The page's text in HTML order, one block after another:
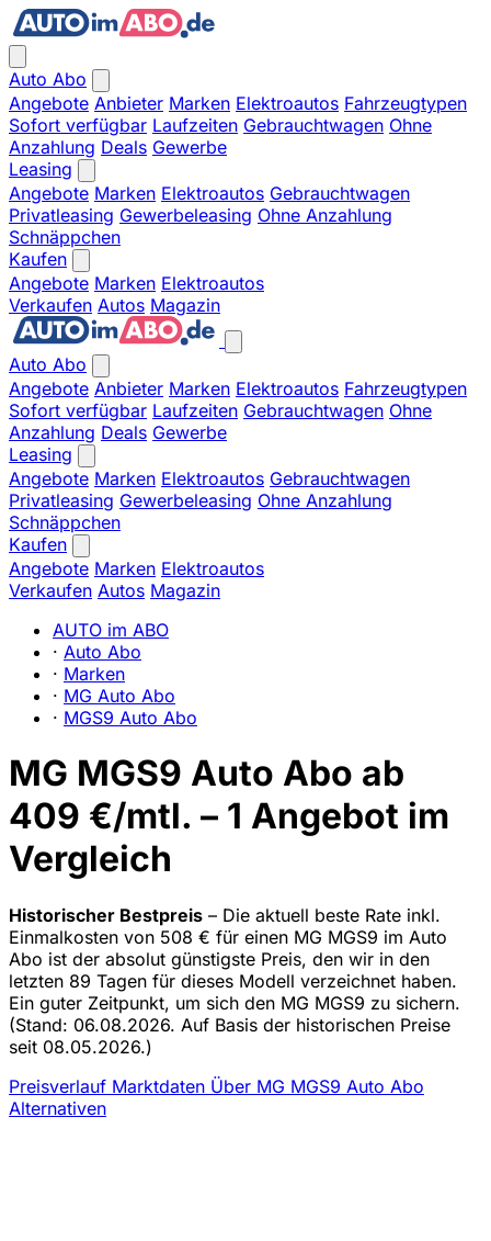
Auto Abo
Angebote Anbieter Marken Elektroautos Fahrzeugtypen
Sofort verfügbar Laufzeiten Gebrauchtwagen Ohne
Anzahlung Deals Gewerbe
Leasing
Angebote Marken Elektroautos Gebrauchtwagen
Privatleasing Gewerbeleasing Ohne Anzahlung
Schnäppchen
Kaufen
Angebote Marken Elektroautos
Verkaufen Autos Magazin
Auto Abo
Angebote Anbieter Marken Elektroautos Fahrzeugtypen
Sofort verfügbar Laufzeiten Gebrauchtwagen Ohne
Anzahlung Deals Gewerbe
Leasing
Angebote Marken Elektroautos Gebrauchtwagen
Privatleasing Gewerbeleasing Ohne Anzahlung
Schnäppchen
Kaufen
Angebote Marken Elektroautos
Verkaufen Autos Magazin
AUTO im ABO
· Auto Abo
· Marken
· MG Auto Abo
· MGS9 Auto Abo
MG MGS9 Auto Abo ab
409 €/mtl. – 1 Angebot im
Vergleich
Historischer Bestpreis – Die aktuell beste Rate inkl.
Einmalkosten von 508 € für einen MG MGS9 im Auto
Abo ist der absolut günstigste Preis, den wir in den
letzten 89 Tagen für dieses Modell verzeichnet haben.
Ein guter Zeitpunkt, um sich den MG MGS9 zu sichern.
(Stand: 06.08.2026. Auf Basis der historischen Preise
seit 08.05.2026.)
Preisverlauf Marktdaten Über MG MGS9 Auto Abo
Alternativen